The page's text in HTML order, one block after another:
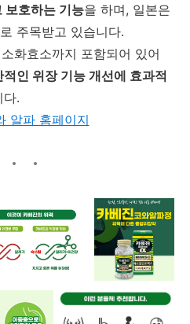
보호하는 기능을 하며, 일본은
주목받고 있습니다.
화효소까지 포함되어 있어
적인 위장 기능 개선에 효과적
다.
알파 홈페이지